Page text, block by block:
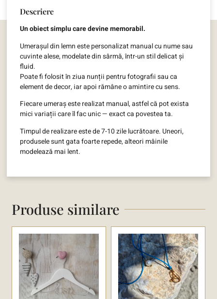
Descriere
Un obiect simplu care devine memorabil.
Umerașul din lemn este personalizat manual cu nume sau
cuvinte alese, modelate din sârmă, într-un stil delicat și
fluid.
Poate fi folosit în ziua nunții pentru fotografii sau ca
element de decor, iar apoi rămâne o amintire cu sens.
Fiecare umeraș este realizat manual, astfel că pot exista
mici variații care îl fac unic — exact ca povestea ta.
Timpul de realizare este de 7-10 zile lucrătoare. Uneori,
produsele sunt gata foarte repede, alteori mâinile
modelează mai lent.
Produse similare